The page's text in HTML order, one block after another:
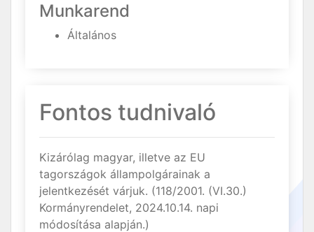
Munkarend
Általános
Fontos tudnivaló
Kizárólag magyar, illetve az EU
tagországok állampolgárainak a
jelentkezését várjuk. (118/2001. (VI.30.)
Kormányrendelet, 2024.10.14. napi
módosítása alapján.)